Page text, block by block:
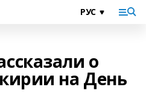
о
на День